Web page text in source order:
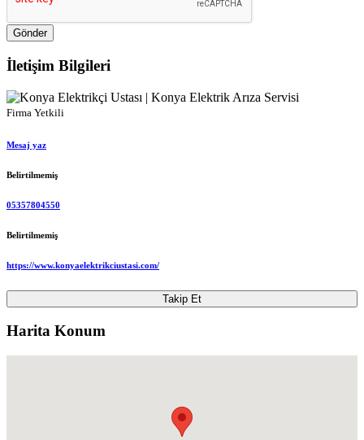
Gönder
İletişim Bilgileri
Firma Yetkili
Mesaj yaz
Belirtilmemiş
05357804550
Belirtilmemiş
https://www.konyaelektrikciustasi.com/
Takip Et
Harita Konum